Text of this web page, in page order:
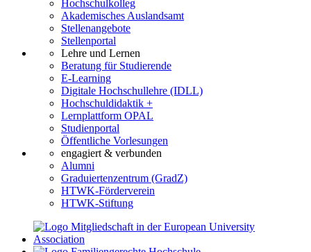
Hochschulkolleg
Akademisches Auslandsamt
Stellenangebote
Stellenportal
Lehre und Lernen
Beratung für Studierende
E-Learning
Digitale Hochschullehre (IDLL)
Hochschuldidaktik +
Lernplattform OPAL
Studienportal
Öffentliche Vorlesungen
engagiert & verbunden
Alumni
Graduiertenzentrum (GradZ)
HTWK-Förderverein
HTWK-Stiftung